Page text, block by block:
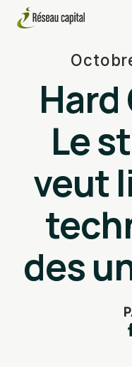
Le
veut
des